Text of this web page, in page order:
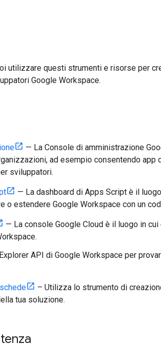
utilizzare questi strumenti e risorse per
Google Workspace.
— La Console di amministrazione
ad esempio consentendo
sviluppatori.
— La dashboard di Apps Script è il
o estendere Google Workspace con un
— La console Google Cloud è il luogo in
API di Google Workspace per
– Utilizza lo strumento di
tua soluzione.